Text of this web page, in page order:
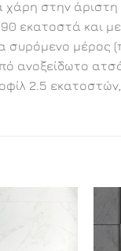
στην
εκατοστά και
μέρος
ανοξείδωτο
2.5 εκατοστών,